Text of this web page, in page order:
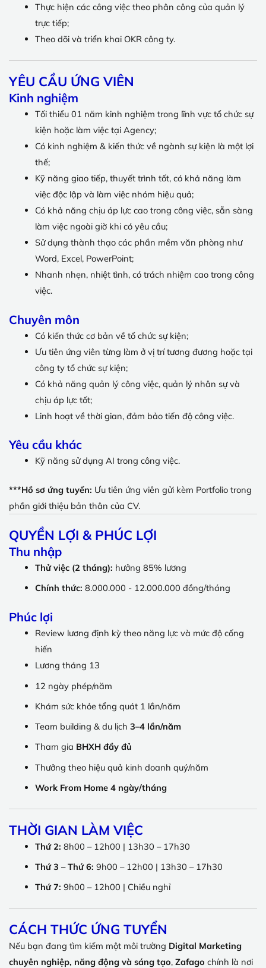
Thực hiện các công việc theo phân công của quản lý
trực tiếp;
Theo dõi và triển khai OKR công ty.
YÊU CẦU ỨNG VIÊN
Kinh nghiệm
Tối thiểu 01 năm kinh nghiệm trong lĩnh vực tổ chức sự
kiện hoặc làm việc tại Agency;
Có kinh nghiệm & kiến thức về ngành sự kiện là một lợi
thế;
Kỹ năng giao tiếp, thuyết trình tốt, có khả năng làm
việc độc lập và làm việc nhóm hiệu quả;
Có khả năng chịu áp lực cao trong công việc, sẵn sàng
làm việc ngoài giờ khi có yêu cầu;
Sử dụng thành thạo các phần mềm văn phòng như
Word, Excel, PowerPoint;
Nhanh nhẹn, nhiệt tình, có trách nhiệm cao trong công
việc.
Chuyên môn
Có kiến thức cơ bản về tổ chức sự kiện;
Ưu tiên ứng viên từng làm ở vị trí tương đương hoặc tại
công ty tổ chức sự kiện;
Có khả năng quản lý công việc, quản lý nhân sự và
chịu áp lực tốt;
Linh hoạt về thời gian, đảm bảo tiến độ công việc.
Yêu cầu khác
Kỹ năng sử dụng AI trong công việc.
***Hồ sơ ứng tuyển: Ưu tiên ứng viên gửi kèm Portfolio trong
phần giới thiệu bản thân của CV.
QUYỀN LỢI & PHÚC LỢI
Thu nhập
Thử việc (2 tháng): hưởng 85% lương
Chính thức: 8.000.000 - 12.000.000 đồng/tháng
Phúc lợi
Review lương định kỳ theo năng lực và mức độ cống
hiến
Lương tháng 13
12 ngày phép/năm
Khám sức khỏe tổng quát 1 lần/năm
Team building & du lịch 3–4 lần/năm
Tham gia BHXH đầy đủ
Thưởng theo hiệu quả kinh doanh quý/năm
Work From Home 4 ngày/tháng
THỜI GIAN LÀM VIỆC
Thứ 2: 8h00 – 12h00 | 13h30 – 17h30
Thứ 3 – Thứ 6: 9h00 – 12h00 | 13h30 – 17h30
Thứ 7: 9h00 – 12h00 | Chiều nghỉ
CÁCH THỨC ỨNG TUYỂN
Nếu bạn đang tìm kiếm một môi trường Digital Marketing
chuyên nghiệp, năng động và sáng tạo, Zafago chính là nơi